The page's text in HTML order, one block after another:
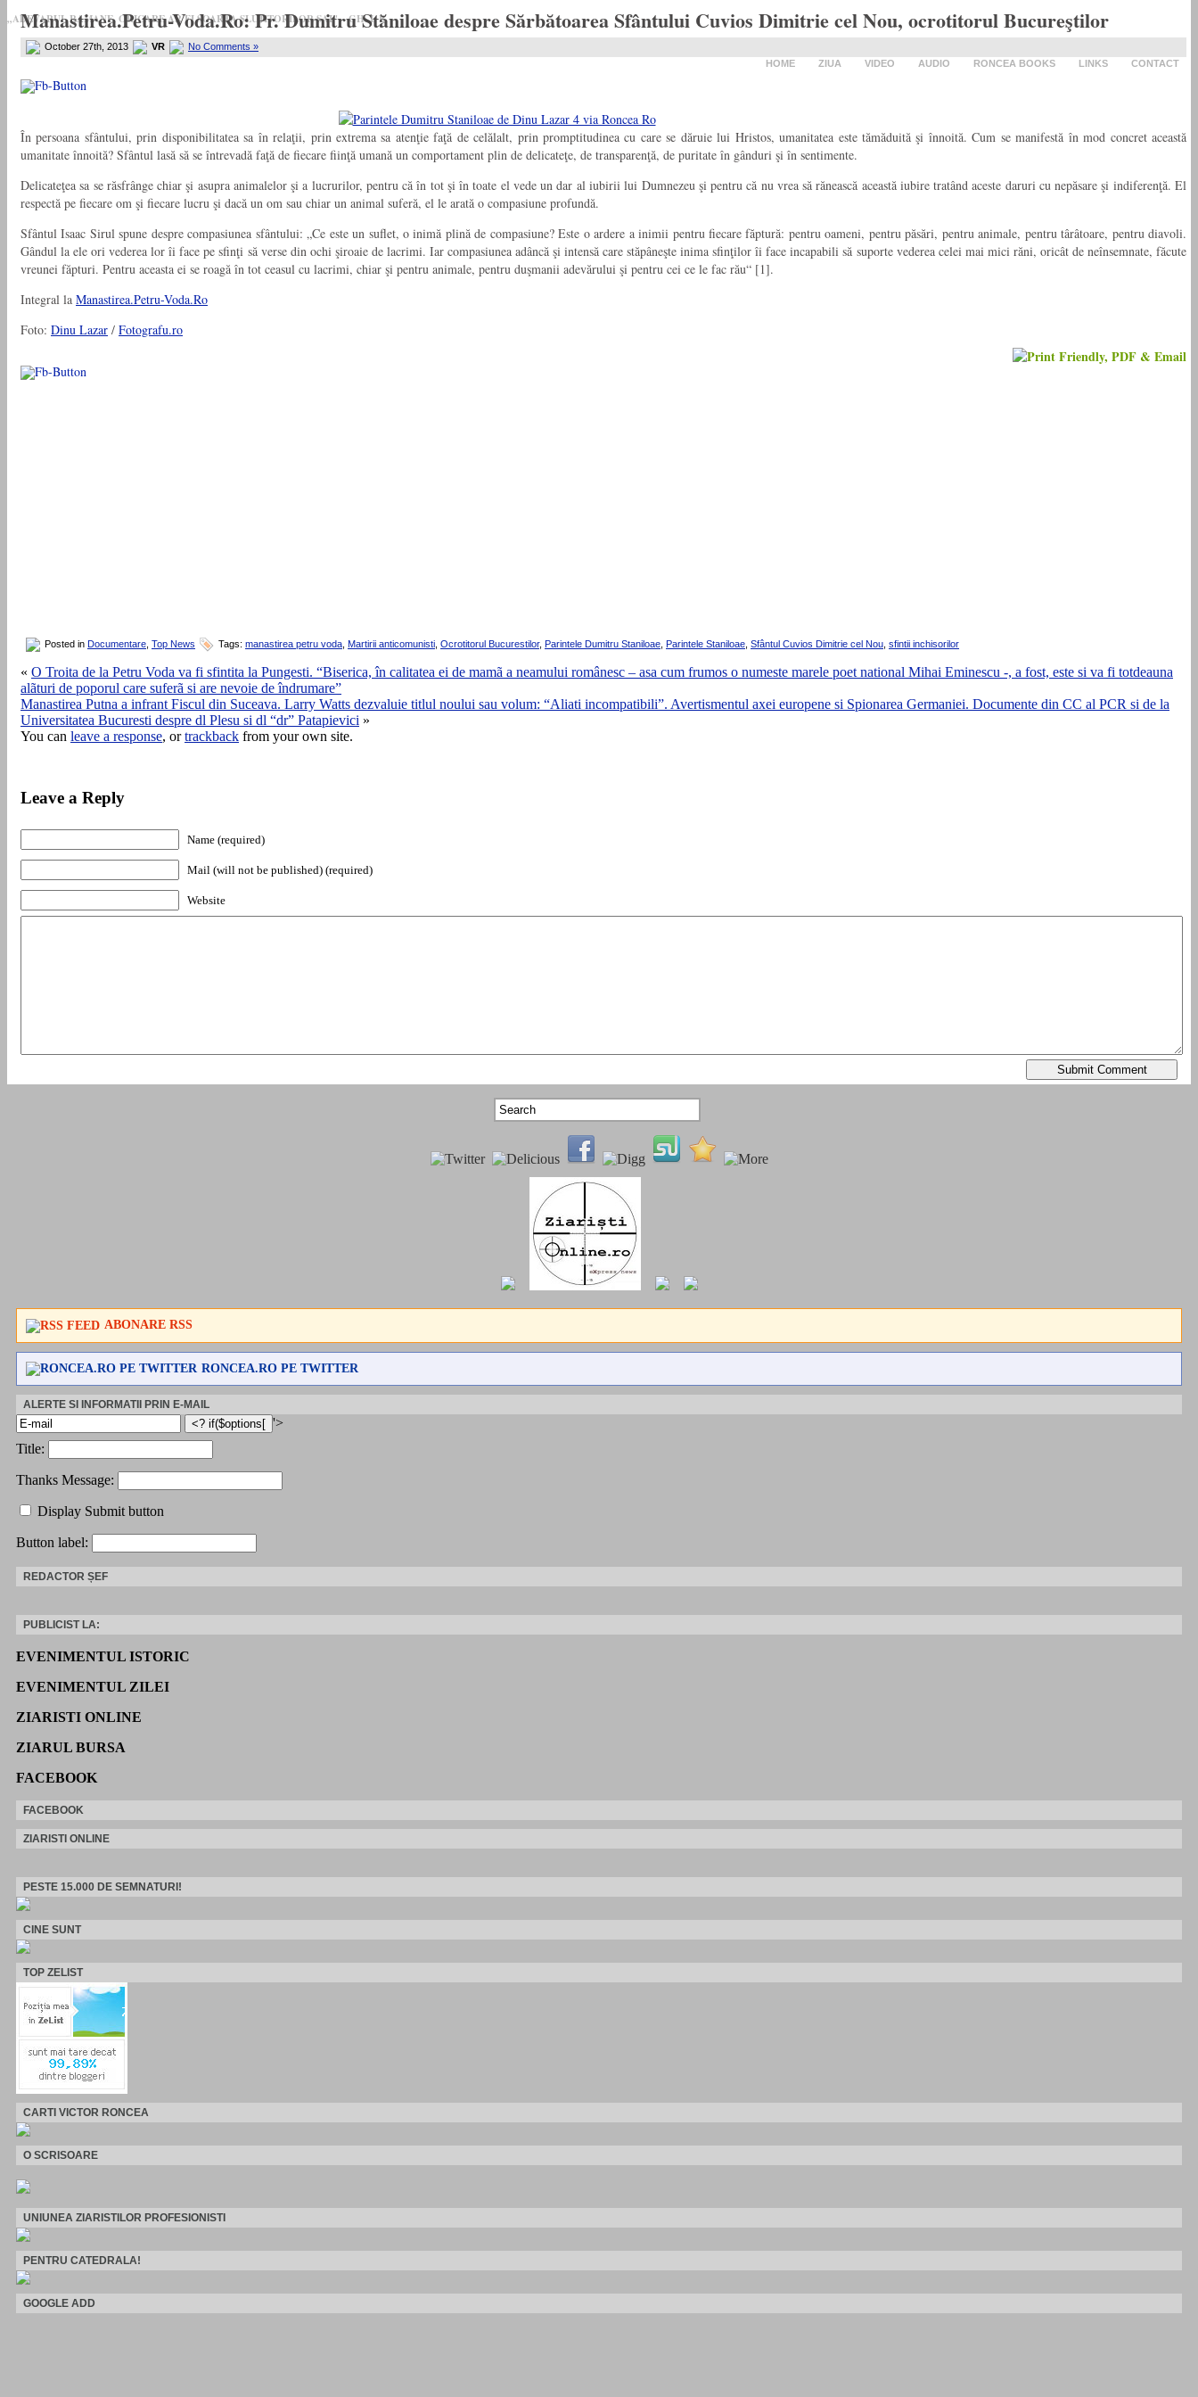
„ADEVARUL RAMANE, ORICARE AR FI SOARTA SLUJITORILOR SAI" – GH. I. B.
HOME ZIUA VIDEO AUDIO RONCEA BOOKS LINKS CONTACT
Manastirea.Petru-Voda.Ro: Pr. Dumitru Stăniloae despre Sărbătoarea Sfântului Cuvios Dimitrie cel Nou, ocrotitorul Bucureştilor
October 27th, 2013 VR No Comments »
În persoana sfântului, prin disponibilitatea sa în relaţii, prin extrema sa atenţie faţă de celălalt, prin promptitudinea cu care se dăruie lui Hristos, umanitatea este tămăduită şi înnoită. Cum se manifestă în mod concret această
umanitate înnoită? Sfântul lasă să se întrevadă faţă de fiecare fiinţă umană un comportament plin de delicateţe, de transparenţă, de puritate în gânduri şi în sentimente.
Delicateţea sa se răsfrânge chiar şi asupra animalelor şi a lucrurilor, pentru că în tot şi în toate el vede un dar al iubirii lui Dumnezeu şi pentru că nu vrea să rănească această iubire tratând aceste daruri cu nepăsare şi indiferenţă. El
respectă pe fiecare om şi fiecare lucru şi dacă un om sau chiar un animal suferă, el le arată o compasiune profundă.
Sfântul Isaac Sirul spune despre compasiunea sfântului: „Ce este un suflet, o inimă plină de compasiune? Este o ardere a inimii pentru fiecare făptură: pentru oameni, pentru păsări, pentru animale, pentru târâtoare, pentru diavoli.
Gândul la ele ori vederea lor îi face pe sfinţi să verse din ochi şiroaie de lacrimi. Iar compasiunea adâncă şi intensă care stăpâneşte inima sfinţilor îi face incapabili să suporte vederea celei mai mici răni, oricât de neînsemnate, făcute
vreunei făpturi. Pentru aceasta ei se roagă în tot ceasul cu lacrimi, chiar şi pentru animale, pentru duşmanii adevărului şi pentru cei ce le fac rău“ [1].
Integral la Manastirea.Petru-Voda.Ro
Foto: Dinu Lazar / Fotografu.ro
Posted in Documentare Top News Tags: manastirea petru voda Martirii anticomunisti Ocrotitorul Bucurestilor, Parintele Dumitru Staniloae Parintele Staniloae Sfântul Cuvios Dimitrie cel Nou sfintii inchisorilor
« O Troita de la Petru Voda va fi sfintita la Pungesti. “Biserica, în calitatea ei de mamã a neamului românesc – asa cum frumos o numeste marele poet national Mihai Eminescu -, a fost, este si va fi totdeauna
alãturi de poporul care suferã si are nevoie de îndrumare”
Manastirea Putna a infrant Fiscul din Suceava. Larry Watts dezvaluie titlul noului sau volum: “Aliati incompatibili”. Avertismentul axei europene si Spionarea Germaniei. Documente din CC al PCR si de la
Universitatea Bucuresti despre dl Plesu si dl “dr” Patapievici »
You can leave a response, ortrackback from your own site.
Leave a Reply
Name (required)
Mail (will not be published) (required)
Website
ABONARE RSS
RONCEA.RO PE TWITTER
ALERTE SI INFORMATII PRIN E-MAIL
'>
Title:
Thanks Message:
Display Submit button
Button label:
REDACTOR ȘEF
PUBLICIST LA:
EVENIMENTUL ISTORIC
EVENIMENTUL ZILEI
ZIARISTI ONLINE
ZIARUL BURSA
FACEBOOK
FACEBOOK
ZIARISTI ONLINE
PESTE 15.000 DE SEMNATURI!
CINE SUNT
TOP ZELIST
CARTI VICTOR RONCEA
O SCRISOARE
UNIUNEA ZIARISTILOR PROFESIONISTI
PENTRU CATEDRALA!
GOOGLE ADD